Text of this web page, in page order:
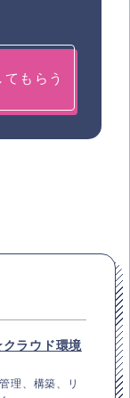
もらう
ラウド環境
理、構築、リ